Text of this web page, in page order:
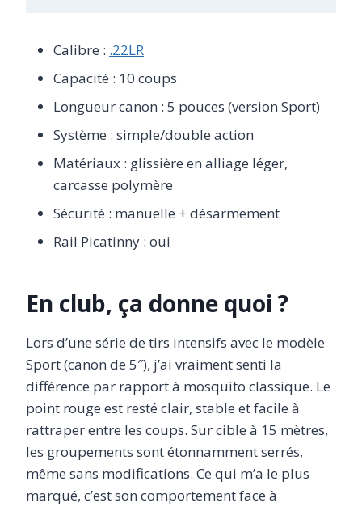
Calibre : .22LR
Capacité : 10 coups
Longueur canon : 5 pouces (version Sport)
Système : simple/double action
Matériaux : glissière en alliage léger,
carcasse polymère
Sécurité : manuelle + désarmement
Rail Picatinny : oui
En club, ça donne quoi ?
Lors d’une série de tirs intensifs avec le modèle
Sport (canon de 5″), j’ai vraiment senti la
différence par rapport à mosquito classique. Le
point rouge est resté clair, stable et facile à
rattraper entre les coups. Sur cible à 15 mètres,
les groupements sont étonnamment serrés,
même sans modifications. Ce qui m’a le plus
marqué, c’est son comportement face à